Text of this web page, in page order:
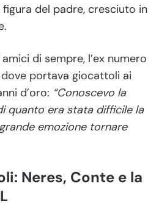
figura del padre, cresciuto in
di sempre, l’ex numero
portava giocattoli ai
d’oro: “Conoscevo la
quanto era stata difficile la
emozione tornare
Neres, Conte e la